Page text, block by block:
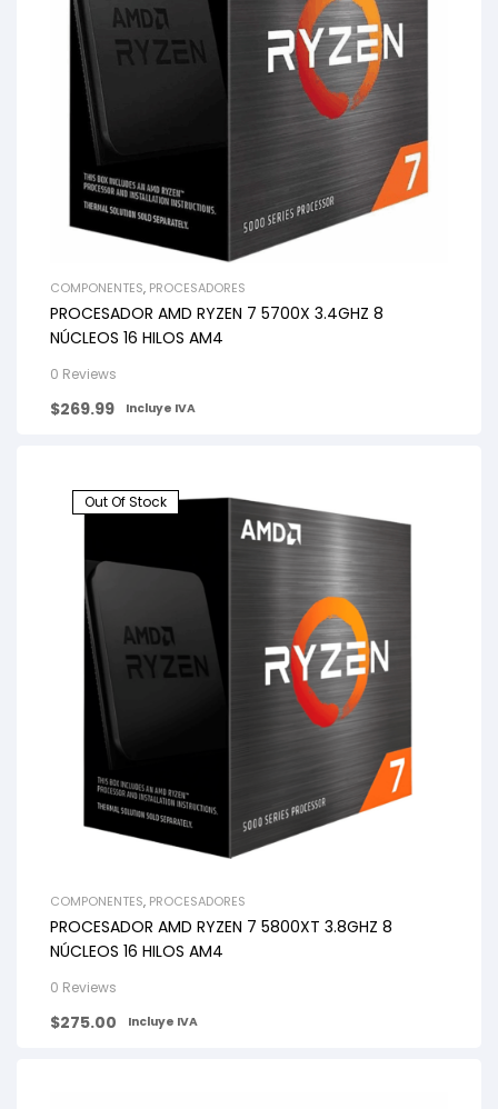
COMPONENTES, PROCESADORES
PROCESADOR AMD RYZEN 7 5700X 3.4GHZ 8
NÚCLEOS 16 HILOS AM4
0 Reviews
$269.99 Incluye IVA
Out Of Stock
COMPONENTES, PROCESADORES
PROCESADOR AMD RYZEN 7 5800XT 3.8GHZ 8
NÚCLEOS 16 HILOS AM4
0 Reviews
$275.00 Incluye IVA